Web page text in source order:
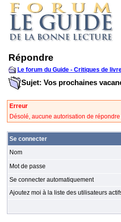
Répondre
Le forum du Guide - Critiques de
Sujet: Vos prochaines
Erreur
Désolé, aucune autorisation de
Se connecter
Nom
Mot de passe
Se connecter automatiquement
Ajoutez moi à la liste des utilisateurs